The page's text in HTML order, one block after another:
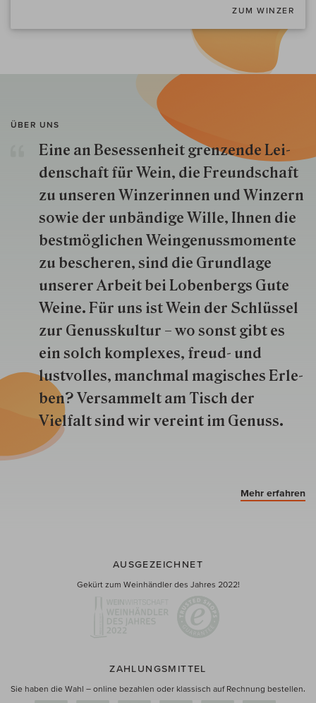
ZUM WINZER
ÜBER UNS
Eine an Besessenheit gren­zende Lei­
den­schaft für Wein, die Freund­schaft
zu unseren Win­zer­innen und Win­zern
so­wie der un­bän­dige Wille, Ihnen die
best­mög­lich­en Wein­genuss­momente
zu besche­ren, sind die Grund­lage
unserer Arbeit bei Lobenbergs Gute
Weine. Für uns ist Wein der Schlüs­sel
zur Genuss­kultur – wo sonst gibt es
ein solch kom­plexes, freud- und
lustvolles, manchmal ma­gisch­es Er­le­
ben? Versammelt am Tisch der
Vielfalt sind wir ver­eint im Genuss.
Mehr erfahren
AUSGEZEICHNET
Gekürt zum Weinhändler des Jahres 2022!
ZAHLUNGSMITTEL
Sie haben die Wahl – online bezahlen oder klassisch auf Rechnung bestellen.